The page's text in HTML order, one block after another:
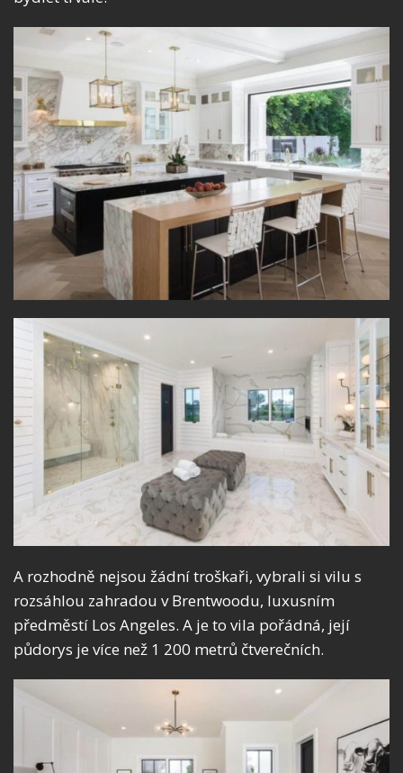
A rozhodně nejsou žádní troškaři, vybrali si vilu s
rozsáhlou zahradou v Brentwoodu, luxusním
předměstí Los Angeles. A je to vila pořádná, její
půdorys je více než 1 200 metrů čtverečních.